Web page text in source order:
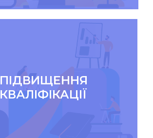
ПІДВИЩЕННЯ
КВАЛІФІКАЦІЇ